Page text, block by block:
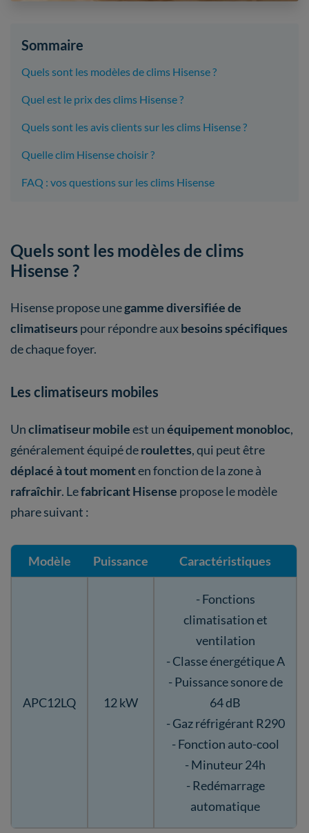
Sommaire
Quels sont les modèles de clims Hisense ?
Quel est le prix des clims Hisense ?
Quels sont les avis clients sur les clims Hisense ?
Quelle clim Hisense choisir ?
FAQ : vos questions sur les clims Hisense
Quels sont les modèles de clims
Hisense ?
Hisense propose unegamme diversifiée de
climatiseurs pour répondre auxbesoins spécifiques
de chaque foyer.
Les climatiseurs mobiles
Unclimatiseur mobileest unéquipement monobloc,
généralement équipé deroulettes, qui peut être
déplacé à tout momenten fonction de la zone à
rafraîchir. Lefabricant Hisense propose le modèle
phare suivant :
Modèle Puissance Caractéristiques
APC12LQ 12 kW
- Fonctions
climatisation et
ventilation
- Classe énergétique A
- Puissance sonore de
64 dB
- Gaz réfrigérant R290
- Fonction auto-cool
- Minuteur 24h
- Redémarrage
automatique